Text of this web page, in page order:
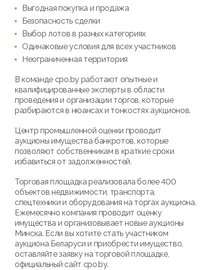
Выгодная покупка и продажа
Безопасность сделки
Выбор лотов в разных категориях
Одинаковые условия для всех участников
Неограниченная территория
В команде cpo.by работают опытные и
квалифицированные эксперты в области
проведения и организации торгов, которые
разбираются в нюансах и тонкостях аукционов.
Центр промышленной оценки проводит
аукционы имущества банкротов, которые
позволяют собственникам в краткие сроки
избавиться от задолженностей.
Торговая площадка реализовала более 400
объектов недвижимости, транспорта,
спецтехники и оборудования на торгах аукциона.
Ежемесячно компания проводит оценку
имущества и организовывает новые аукционы
Минска. Если вы хотите стать участником
аукциона Беларуси и приобрести имущество,
оставляйте заявку на торговой площадке,
официальный сайт cpo.by.